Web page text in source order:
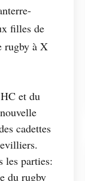
filles de
rugby à X
et du
cadettes
les parties:
du rugby